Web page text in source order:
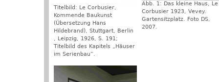
Titelbild: Le Corbusier,
Kommende Baukunst
(Übersetzung Hans
Hildebrand), Stuttgart, Berlin
, Leipzig, 1926, S. 191;
Titelbild des Kapitels „Häuser
im Serienbau“.
Abb. 1: Das kleine Haus, Le
Corbusier 1923, Vevey.
Gartensitzplatz. Foto DS,
2007.